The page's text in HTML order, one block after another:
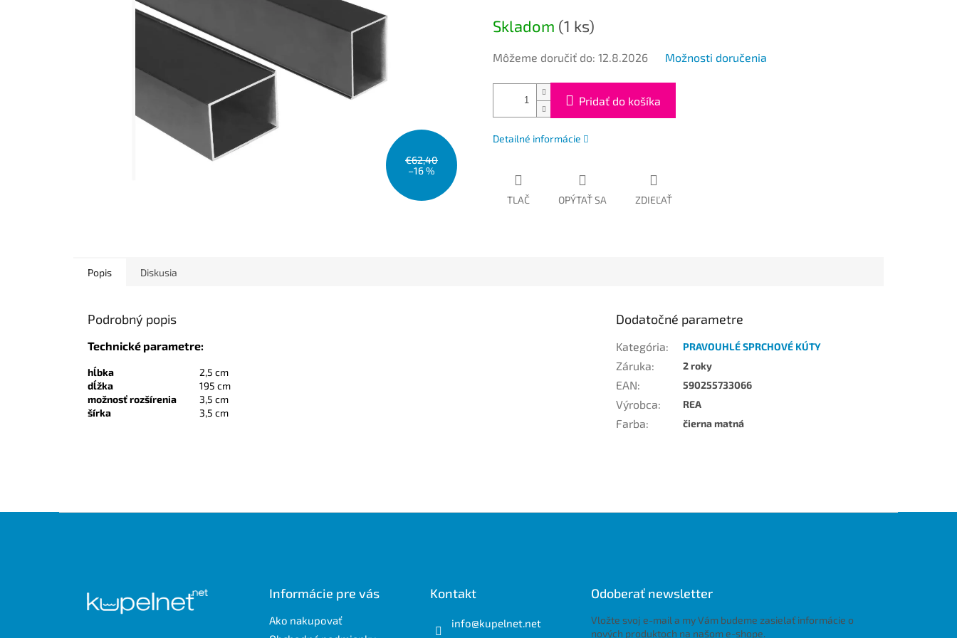
€62,40
–16 %
Skladom (1 ks)
Môžeme doručiť do: 12.8.2026 Možnosti doručenia
Pridať do košíka
Detailné informácie
TLAČ OPÝTAŤ SA ZDIEĽAŤ
Popis Diskusia
Podrobný popis
Technické parametre:
hĺbka
2,5 cm
dĺžka
195 cm
možnosť rozšírenia
3,5 cm
šírka
3,5 cm
Dodatočné parametre
Kategória: PRAVOUHLÉ SPRCHOVÉ KÚTY
Záruka: 2 roky
EAN: 590255733066
Výrobca: REA
Farba: čierna matná
Informácie pre vás
Ako nakupovať
Kontakt
info@kupelnet.net
Odoberať newsletter
Vložte svoj e-mail a my Vám budeme zasielať informácie o
nových produktoch na našom e-shope.